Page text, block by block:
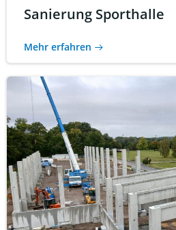
Sanierung Sporthalle
Mehr erfahren